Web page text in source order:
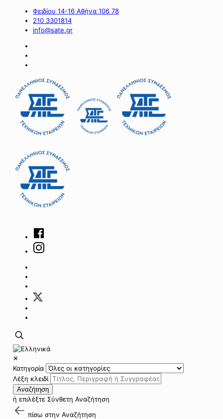
Φειδίου 14-16 Αθήνα 106 78
210 3301814
info@sate.gr
✕
Κατηγορία
Λέξη κλειδί
Αναζήτηση
ή επιλέξτε Σύνθετη Αναζήτηση
πίσω στην Αναζήτηση